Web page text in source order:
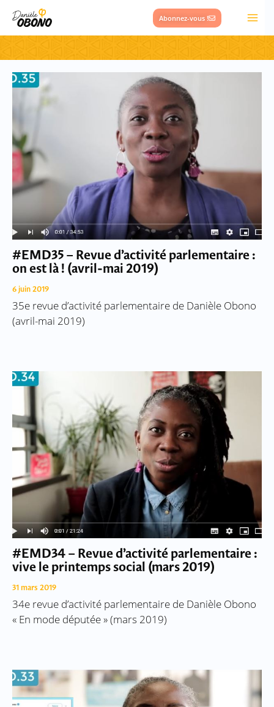
contenu
Abonnez-vous !
#EMD35 – Revue d’activité parlementaire :
on est là ! (avril-mai 2019)
6 juin 2019
35e revue d’activité parlementaire de Danièle Obono
(avril-mai 2019)
#EMD34 – Revue d’activité parlementaire :
vive le printemps social (mars 2019)
31 mars 2019
34e revue d’activité parlementaire de Danièle Obono
« En mode députée » (mars 2019)
Page
Page